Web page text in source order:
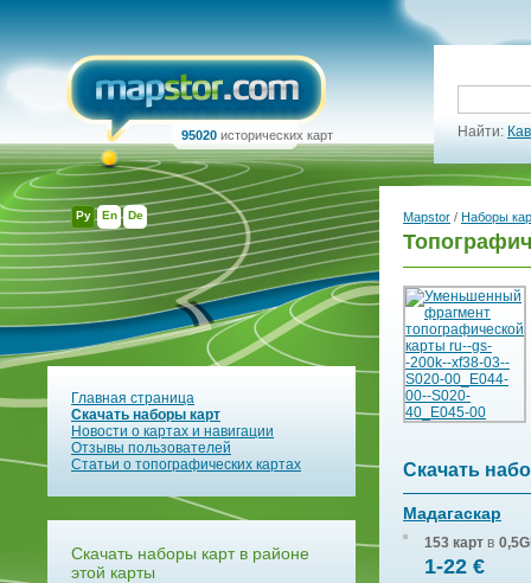
Ру En De
95020 исторических карт Найти:
Главная страница
Скачать наборы карт
Новости о картах и навигации
Отзывы пользователей
Статьи о топографических картах
Скачать наборы карт в районе
этой карты
Mapstor / Наборы
Скачать
Мадагаскар
153 карт в
1-22 €